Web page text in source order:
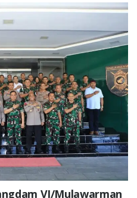
VI/Mulawarman